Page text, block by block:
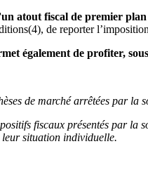
atout fiscal de premier
(4), de reporter
également de profiter,
de marché arrêtées par la
fiscaux présentés par la
leur situation individuelle.